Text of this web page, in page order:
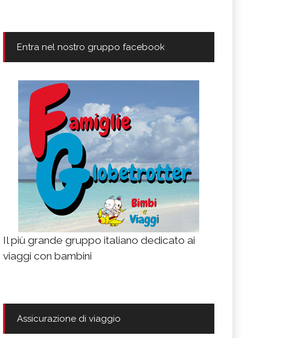
Entra nel nostro gruppo facebook
Il più grande gruppo italiano dedicato ai
viaggi con bambini
Assicurazione di viaggio